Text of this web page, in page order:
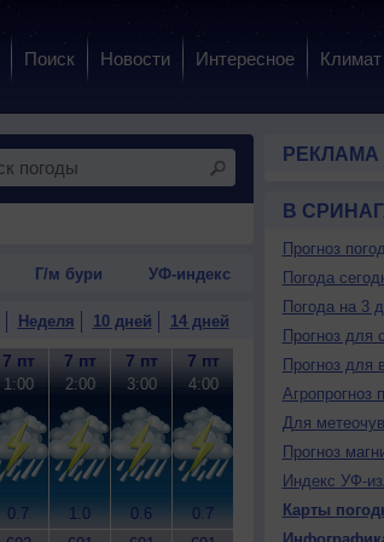
Поиск Новости Интересное Климат
Г/м бури УФ-индекс
Неделя 10 дней 14 дней
7 пт
1:00
0.7
7 пт
2:00
1.0
7 пт
3:00
0.6
7 пт
4:00
0.7
7 пт
0.2
7
РЕКЛАМА
В
Прогноз
Погода
Погода на 3
Прогноз для
Прогноз для
Агропрогноз
Для
Прогноз
Индекс УФ-
Карты